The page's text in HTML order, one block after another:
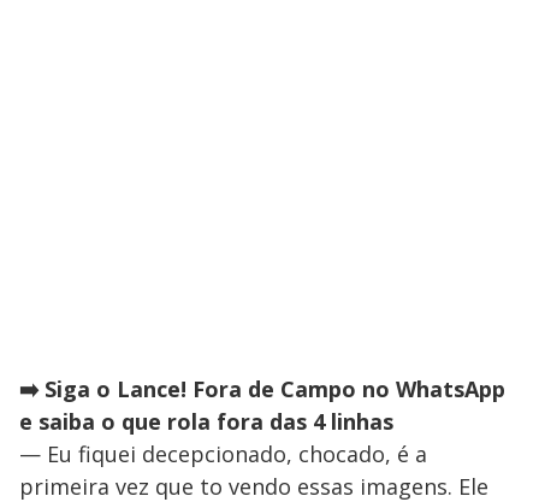
➡️ Siga o Lance! Fora de Campo no WhatsApp
e saiba o que rola fora das 4 linhas
— Eu fiquei decepcionado, chocado, é a
primeira vez que to vendo essas imagens. Ele